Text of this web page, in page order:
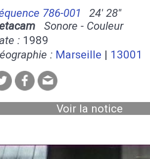
786-001
24' 28''
Sonore - Couleur
: 1989
: Marseille | 13001
Voir la notice